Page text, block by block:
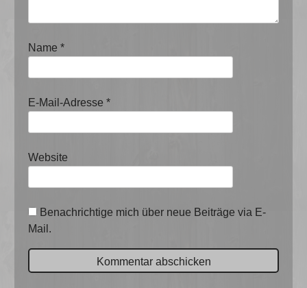
Name*
E-Mail-Adresse*
Website
Benachrichtige mich über neue Beiträge via E-
Mail.